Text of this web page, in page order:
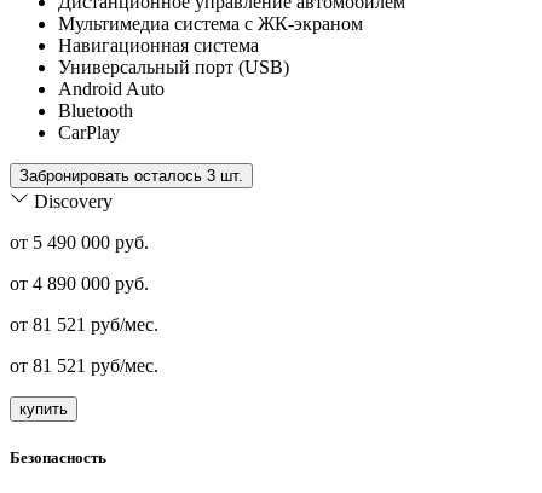
Мультимедиа система с ЖК-экраном
Навигационная система
Универсальный порт (USB)
Android Auto
Bluetooth
CarPlay
Забронировать осталось 3 шт.
Discovery
от 5 490 000 руб.
от 4 890 000 руб.
от 81 521 руб/мес.
от 81 521 руб/мес.
купить
Безопасность